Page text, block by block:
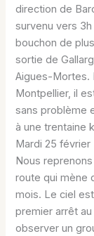
direction de
survenu vers
bouchon de
sortie de
Aigues-Mortes.
Montpellier, il
sans problème
à une trentaine
Mardi 25 février
Nous
route qui mène
mois. Le ciel
premier arrêt
observer un